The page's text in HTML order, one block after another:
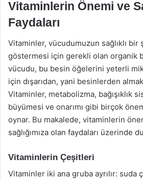
Vitaminlerin Önemi ve
Faydaları
Vitaminler, vücudumuzun sağlıklı bir
göstermesi için gerekli olan organik
vücudu, bu besin öğelerini yeterli
için dışarıdan, yani besinlerden
Vitaminler, metabolizma, bağışıklık
büyümesi ve onarımı gibi birçok
oynar. Bu makalede, vitaminlerin
sağlığımıza olan faydaları üzerinde
Vitaminlerin Çeşitleri
Vitaminler iki ana gruba ayrılır: suda